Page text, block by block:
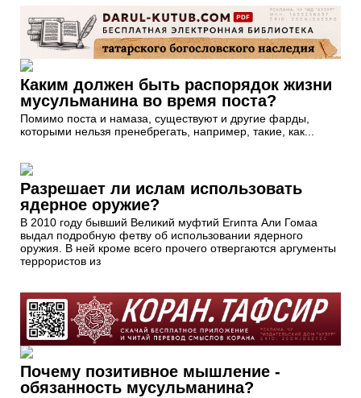
Каким должен быть распорядок жизни
мусульманина во время поста?
Помимо поста и намаза, существуют и другие фарды,
которыми нельзя пренебрегать, например, такие, как...
Разрешает ли ислам использовать
ядерное оружие?
В 2010 году бывший Великий муфтий Египта Али Гомаа
выдал подробную фетву об использовании ядерного
оружия. В ней кроме всего прочего отвергаются аргументы
террористов из
Почему позитивное мышление -
обязанность мусульманина?